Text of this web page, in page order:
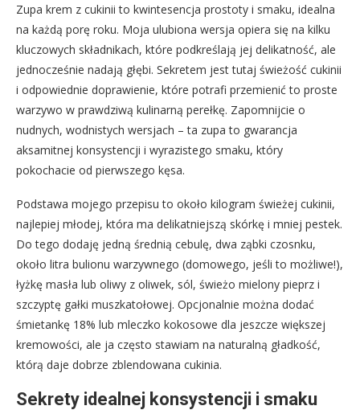
Zupa krem z cukinii to kwintesencja prostoty i smaku, idealna
na każdą porę roku. Moja ulubiona wersja opiera się na kilku
kluczowych składnikach, które podkreślają jej delikatność, ale
jednocześnie nadają głębi. Sekretem jest tutaj świeżość cukinii
i odpowiednie doprawienie, które potrafi przemienić to proste
warzywo w prawdziwą kulinarną perełkę. Zapomnijcie o
nudnych, wodnistych wersjach – ta zupa to gwarancja
aksamitnej konsystencji i wyrazistego smaku, który
pokochacie od pierwszego kęsa.
Podstawa mojego przepisu to około kilogram świeżej cukinii,
najlepiej młodej, która ma delikatniejszą skórkę i mniej pestek.
Do tego dodaję jedną średnią cebulę, dwa ząbki czosnku,
około litra bulionu warzywnego (domowego, jeśli to możliwe!),
łyżkę masła lub oliwy z oliwek, sól, świeżo mielony pieprz i
szczyptę gałki muszkatołowej. Opcjonalnie można dodać
śmietankę 18% lub mleczko kokosowe dla jeszcze większej
kremowości, ale ja często stawiam na naturalną gładkość,
którą daje dobrze zblendowana cukinia.
Sekrety idealnej konsystencji i smaku